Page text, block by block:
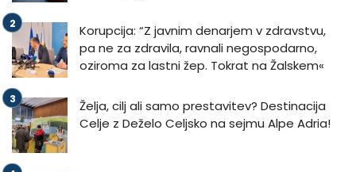
Korupcija: “Z javnim denarjem v zdravstvu,
pa ne za zdravila, ravnali negospodarno,
oziroma za lastni žep. Tokrat na Žalskem«
Želja, cilj ali samo prestavitev? Destinacija
Celje z Deželo Celjsko na sejmu Alpe Adria!